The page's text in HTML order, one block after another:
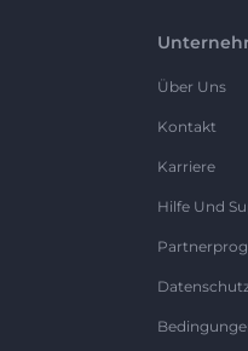
Über Uns
Kontakt
Karriere
Hilfe Und